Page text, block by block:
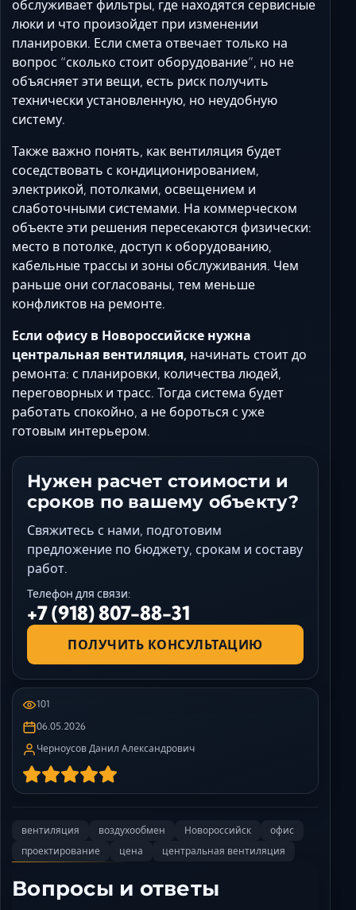
обслуживает фильтры, где находятся сервисные
люки и что произойдет при изменении
планировки. Если смета отвечает только на
вопрос “сколько стоит оборудование”, но не
объясняет эти вещи, есть риск получить
технически установленную, но неудобную
систему.
Также важно понять, как вентиляция будет
соседствовать с кондиционированием,
электрикой, потолками, освещением и
слаботочными системами. На коммерческом
объекте эти решения пересекаются физически:
место в потолке, доступ к оборудованию,
кабельные трассы и зоны обслуживания. Чем
раньше они согласованы, тем меньше
конфликтов на ремонте.
Если офису в Новороссийске нужна
центральная вентиляция, начинать стоит до
ремонта: с планировки, количества людей,
переговорных и трасс. Тогда система будет
работать спокойно, а не бороться с уже
готовым интерьером.
Нужен расчет стоимости и
сроков по вашему объекту?
Свяжитесь с нами, подготовим
предложение по бюджету, срокам и составу
работ.
Телефон для связи:
+7 (918) 807-88-31
ПОЛУЧИТЬ КОНСУЛЬТАЦИЮ
101
06.05.2026
Черноусов Данил Александрович
вентиляция воздухообмен Новороссийск
офис
проектирование
цена центральная вентиляция
Вопросы и ответы